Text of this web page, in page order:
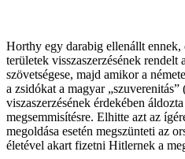
Horthy egy darabig ellenállt
területek visszaszerzésének rendelt
szövetségese, majd amikor a
a zsidókat a magyar
viszaszerzésének érdekében
megsemmisítésre. Elhitte azt az
megoldása esetén megszünteti az
életével akart fizetni Hitlernek a